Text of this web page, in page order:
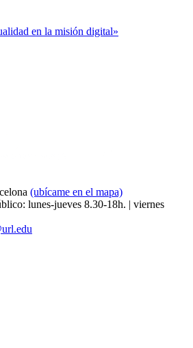
en la misión digital»
(ubícame en el mapa)
lunes-jueves 8.30-18h. | viernes